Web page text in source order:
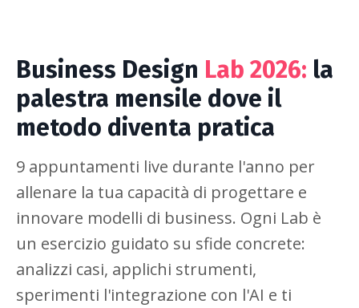
Business Design Lab 2026: la
palestra mensile dove il
metodo diventa pratica
9 appuntamenti live durante l'anno per
allenare la tua capacità di progettare e
innovare modelli di business. Ogni Lab è
un esercizio guidato su sfide concrete:
analizzi casi, applichi strumenti,
sperimenti l'integrazione con l'AI e ti